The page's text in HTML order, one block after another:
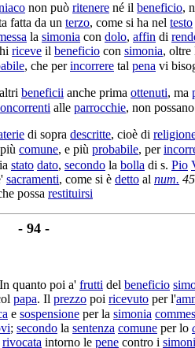
non può ritenere né il beneficio,
fatta da un terzo, come si ha nel testo
la simonia con dolo, affin di
riceve il beneficio con simonia, oltre
, che perincorrere tal pena vi
beneficii anche prima ottenuti, ma
alle parrocchie, non possano
di sopra descritte, cioè di
più comune, e più probabile, per
stato dato, secondo la bolla di s. Pio
sacramenti, come si è detto al num.
possa restituirsi
- 94 -
quanto poi a' frutti del beneficio
papa. Il prezzo poi ricevuto per l'
e sospensione per la simonia
; secondo la sentenza comune per lo
rivocata intorno le pene contro i